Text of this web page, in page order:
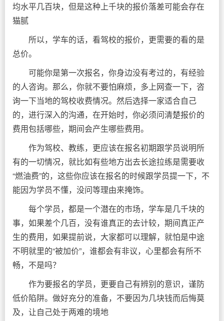
均水平几百块，但是这种上千块的报价落差可能会存在
猫腻
所以，学车的话，看驾校的报价，更需要的看的是
总价。
可能你是第一次报名，你身边没有考过的，有经验
的人咨询。那么，你就不要怕麻烦，多上网查一下，咨
询一下当地的驾校收费情况。然后选择一家适合自己
的，进行深入的沟通，在开始时，你必须问清楚报价的
费用包括哪些，期间会产生哪些费用。
作为驾校、教练，更应该在报名初期跟学员说明所
有的一切情况，就比如有些地方出去长途拉练是需要收
“燃油费”的，这些你应该在报名的时候跟学员提一下，不
能因为学员不懂，没问等理由来掩饰。
每个学员，都是一个潜在的市场，学车是几千块的
事，如果差个几百，没有谁真正的去计较，期间真正产
生的费用，如果提前说，大家都可以理解，就怕是中途
不明就里的“被加价”，谁都会有非议，心里都会有所不
畅，不是吗？
作为要报名的学员，更要自己有辨别的意识，谨防
低价陷阱。做好充分的准备，不要因为几块钱而后悔莫
及，让自己处于两难的境地